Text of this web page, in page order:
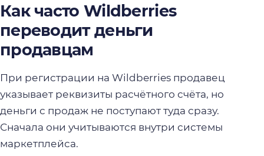
Как часто Wildberries
переводит деньги
продавцам
При регистрации на Wildberries продавец
указывает реквизиты расчётного счёта, но
деньги с продаж не поступают туда сразу.
Сначала они учитываются внутри системы
маркетплейса.